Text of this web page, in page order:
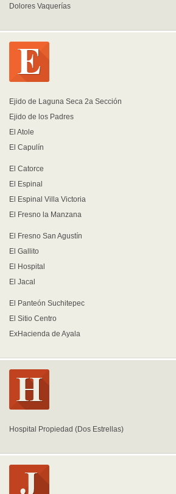
Dolores Vaquerías
Ejido de Laguna Seca 2a Sección
Ejido de los Padres
El Atole
El Capulín
El Catorce
El Espinal
El Espinal Villa Victoria
El Fresno la Manzana
El Fresno San Agustín
El Gallito
El Hospital
El Jacal
El Panteón Suchitepec
El Sitio Centro
ExHacienda de Ayala
Hospital Propiedad (Dos Estrellas)